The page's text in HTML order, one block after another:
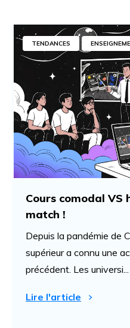
TENDANCES
Cours comodal
match !
Depuis la pandémie de
supérieur a connu une
précédent. Les universi...
Lire l'article